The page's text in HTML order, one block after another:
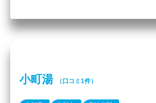
小町湯 （口コミ1件）